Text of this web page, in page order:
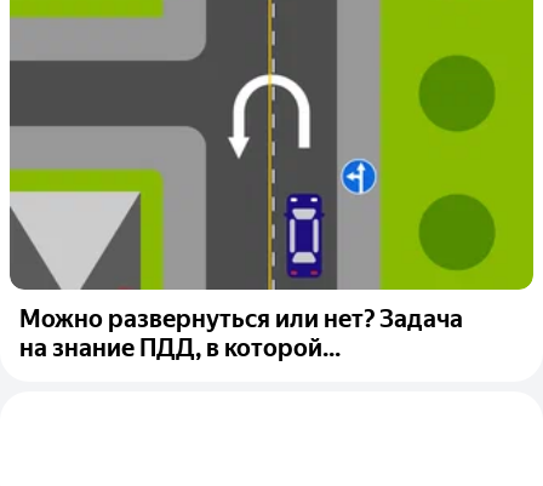
Можно развернуться или нет? Задача
на знание ПДД, в которой...